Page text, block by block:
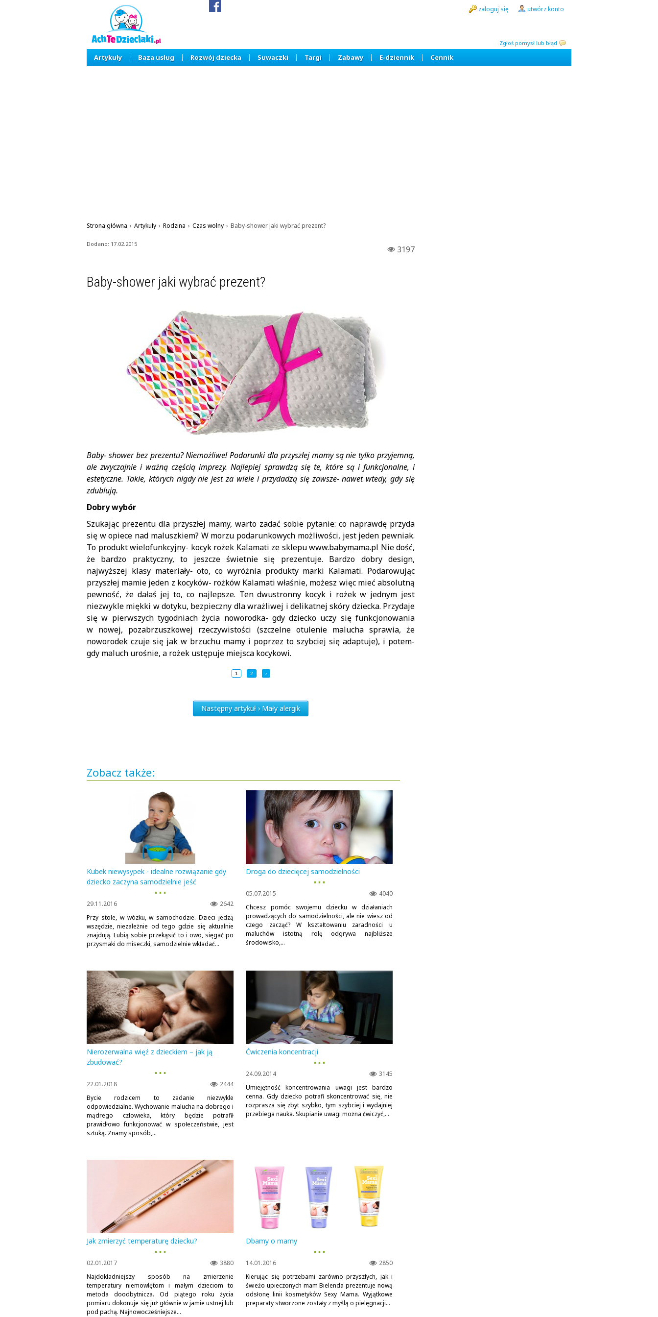
Zgłoś pomysł lub błąd
zaloguj się utwórz konto
Artykuły Baza usług Rozwój dziecka Suwaczki Targi Zabawy E-dziennik Cennik
Strona główna › Artykuły › Rodzina › Czas wolny › Baby-shower jaki wybrać prezent?
3197
Dodano: 17.02.2015
Baby-shower jaki wybrać prezent?
Baby- shower bez prezentu? Niemożliwe! Podarunki dla przyszłej mamy są nie tylko przyjemną,
ale zwyczajnie i ważną częścią imprezy. Najlepiej sprawdzą się te, które są i funkcjonalne, i
estetyczne. Takie, których nigdy nie jest za wiele i przydadzą się zawsze- nawet wtedy, gdy się
zdublują.
Dobry wybór
Szukając prezentu dla przyszłej mamy, warto zadać sobie pytanie: co naprawdę przyda
się w opiece nad maluszkiem? W morzu podarunkowych możliwości, jest jeden pewniak.
To produkt wielofunkcyjny- kocyk rożek Kalamati ze sklepu www.babymama.pl Nie dość,
że bardzo praktyczny, to jeszcze świetnie się prezentuje. Bardzo dobry design,
najwyższej klasy materiały- oto, co wyróżnia produkty marki Kalamati. Podarowując
przyszłej mamie jeden z kocyków- rożków Kalamati właśnie, możesz więc mieć absolutną
pewność, że dałaś jej to, co najlepsze. Ten dwustronny kocyk i rożek w jednym jest
niezwykle miękki w dotyku, bezpieczny dla wrażliwej i delikatnej skóry dziecka. Przydaje
się w pierwszych tygodniach życia noworodka- gdy dziecko uczy się funkcjonowania
w nowej, pozabrzuszkowej rzeczywistości (szczelne otulenie malucha sprawia, że
noworodek czuje się jak w brzuchu mamy i poprzez to szybciej się adaptuje), i potem-
gdy maluch urośnie, a rożek ustępuje miejsca kocykowi.
1 2 ›
Następny artykuł › Mały alergik
Zobacz także:
Kubek niewysypek - idealne rozwiązanie gdy
dziecko zaczyna samodzielnie jeść
▪ ▪ ▪
2642
29.11.2016
Przy stole, w wózku, w samochodzie. Dzieci jedzą
wszędzie, niezależnie od tego gdzie się aktualnie
znajdują. Lubią sobie przekąsić to i owo, sięgać po
przysmaki do miseczki, samodzielnie wkładać...
Droga do dziecięcej samodzielności
▪ ▪ ▪
4040
05.07.2015
Chcesz pomóc swojemu dziecku w działaniach
prowadzących do samodzielności, ale nie wiesz od
czego zacząć? W kształtowaniu zaradności u
maluchów istotną rolę odgrywa najbliższe
środowisko,...
Nierozerwalna więź z dzieckiem – jak ją
zbudować?
▪ ▪ ▪
2444
22.01.2018
Bycie rodzicem to zadanie niezwykle
odpowiedzialne. Wychowanie malucha na dobrego i
mądrego człowieka, który będzie potrafił
prawidłowo funkcjonować w społeczeństwie, jest
sztuką. Znamy sposób,...
Ćwiczenia koncentracji
▪ ▪ ▪
3145
24.09.2014
Umiejętność koncentrowania uwagi jest bardzo
cenna. Gdy dziecko potrafi skoncentrować się, nie
rozprasza się zbyt szybko, tym szybciej i wydajniej
przebiega nauka. Skupianie uwagi można ćwiczyć,...
Jak zmierzyć temperaturę dziecku?
▪ ▪ ▪
3880
02.01.2017
Najdokładniejszy sposób na zmierzenie
temperatury niemowlętom i małym dzieciom to
metoda doodbytnicza. Od piątego roku życia
pomiaru dokonuje się już głównie w jamie ustnej lub
pod pachą. Najnowocześniejsze...
Dbamy o mamy
▪ ▪ ▪
2850
14.01.2016
Kierując się potrzebami zarówno przyszłych, jak i
świeżo upieczonych mam Bielenda prezentuje nową
odsłonę linii kosmetyków Sexy Mama. Wyjątkowe
preparaty stworzone zostały z myślą o pielęgnacji...